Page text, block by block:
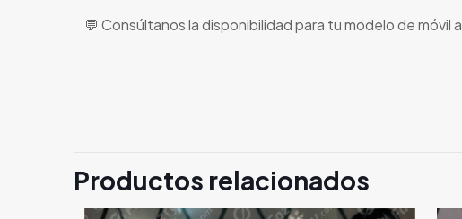
💬 Consúltanos la disponibilidad para tu modelo de móvil
Productos relacionados